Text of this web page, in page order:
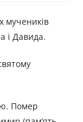
мучеників
і Давида.
Помер